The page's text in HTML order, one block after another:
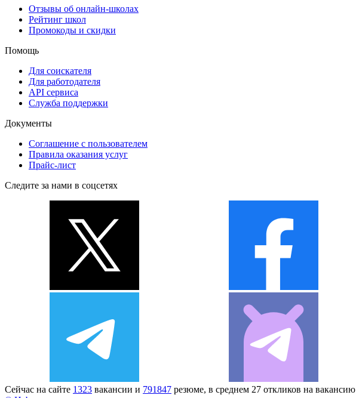
Отзывы об онлайн-школах
Рейтинг школ
Промокоды и скидки
Помощь
Для соискателя
Для работодателя
API сервиса
Служба поддержки
Документы
Соглашение с пользователем
Правила оказания услуг
Прайс-лист
Следите за нами в соцсетях
Сейчас на сайте 1323 вакансии и 791847 резюме, в среднем 27 откликов на вакансию